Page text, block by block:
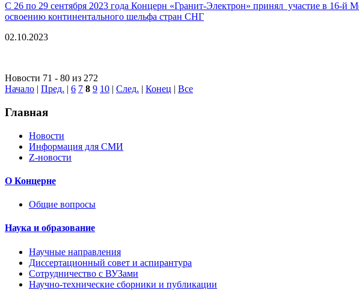
С 26 по 29 сентября 2023 года Концерн «Гранит-Электрон» принял участие в 16-
освоению континентального шельфа стран СНГ
02.10.2023
Новости 71 - 80 из 272
Начало | Пред. | 6 7 8 9 10 | След. | Конец | Все
Главная
Новости
Информация для СМИ
Z-новости
О Концерне
Общие вопросы
Наука и образование
Научные направления
Диссертационный совет и аспирантура
Сотрудничество с ВУЗами
Научно-технические сборники и публикации